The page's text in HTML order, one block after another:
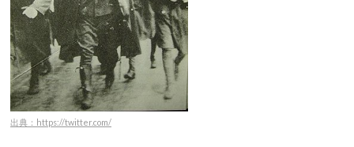
出典：https://twitter.com/